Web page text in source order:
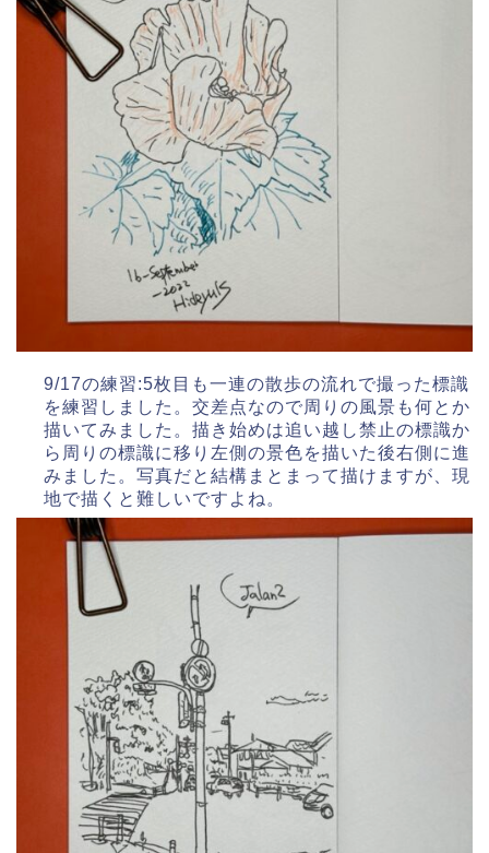
9/17の練習:5枚目も一連の散歩の流れで撮った標識
を練習しました。交差点なので周りの風景も何とか
描いてみました。描き始めは追い越し禁止の標識か
ら周りの標識に移り左側の景色を描いた後右側に進
みました。写真だと結構まとまって描けますが、現
地で描くと難しいですよね。